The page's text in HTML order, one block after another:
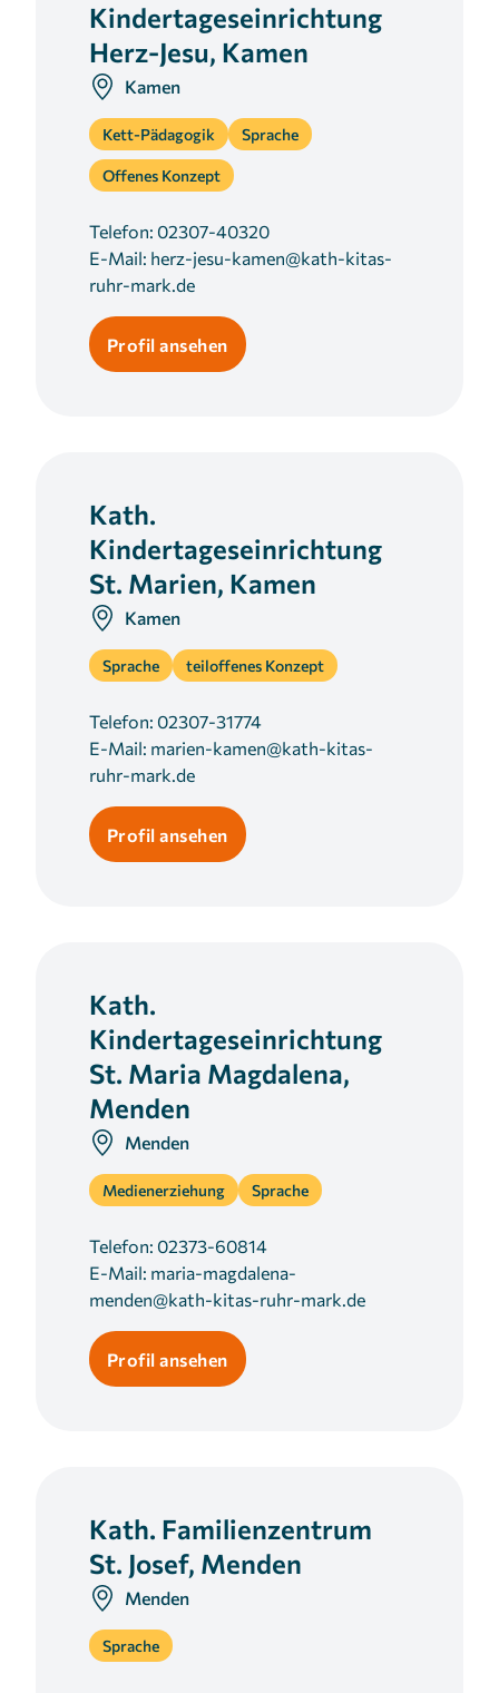
Kindertageseinrichtung
Herz-Jesu, Kamen
Kamen
Kett-Pädagogik Sprache
Offenes Konzept
Telefon: 02307-40320
E-Mail: herz-jesu-kamen@kath-kitas-
ruhr-mark.de
Profil ansehen
Kath.
Kindertageseinrichtung
St. Marien, Kamen
Kamen
Sprache teiloffenes Konzept
Telefon: 02307-31774
E-Mail: marien-kamen@kath-kitas-
ruhr-mark.de
Profil ansehen
Kath.
Kindertageseinrichtung
St. Maria Magdalena,
Menden
Menden
Medienerziehung Sprache
Telefon: 02373-60814
E-Mail: maria-magdalena-
menden@kath-kitas-ruhr-mark.de
Profil ansehen
Kath. Familienzentrum
St. Josef, Menden
Menden
Sprache